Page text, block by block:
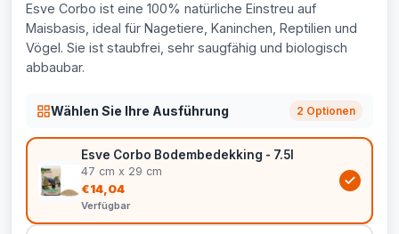
Esve Corbo ist eine 100% natürliche Einstreu auf
Maisbasis, ideal für Nagetiere, Kaninchen, Reptilien und
Vögel. Sie ist staubfrei, sehr saugfähig und biologisch
abbaubar.
Wählen Sie Ihre Ausführung 2 Optionen
Esve Corbo Bodembedekking - 7.5l
47 cm x 29 cm
€14,04
Verfügbar